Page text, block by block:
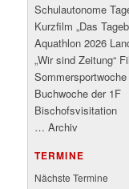
Schulautonome
Kurzfilm „Das
Aquathlon 2026
„Wir sind Zeitung“
Buchwoche der 1F
Bischofsvisitation
… Archiv
TERMINE
Nächste Termine